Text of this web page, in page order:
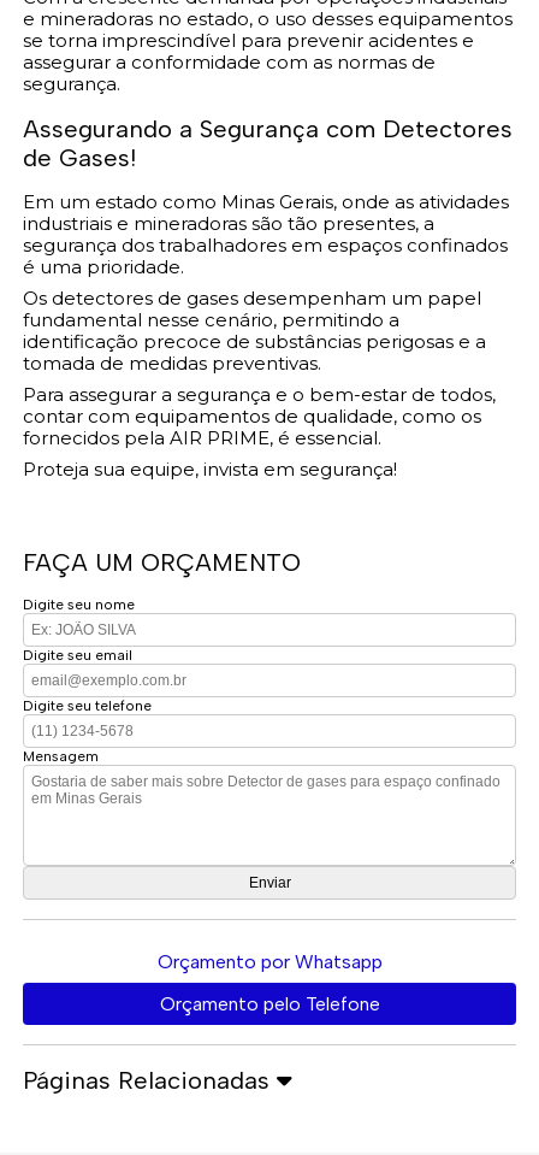
e mineradoras no estado, o uso desses equipamentos
se torna imprescindível para prevenir acidentes e
assegurar a conformidade com as normas de
segurança.
Assegurando a Segurança com Detectores
de Gases!
Em um estado como Minas Gerais, onde as atividades
industriais e mineradoras são tão presentes, a
segurança dos trabalhadores em espaços confinados
é uma prioridade.
Os detectores de gases desempenham um papel
fundamental nesse cenário, permitindo a
identificação precoce de substâncias perigosas e a
tomada de medidas preventivas.
Para assegurar a segurança e o bem-estar de todos,
contar com equipamentos de qualidade, como os
fornecidos pela AIR PRIME, é essencial.
Proteja sua equipe, invista em segurança!
FAÇA UM ORÇAMENTO
Digite seu nome
Digite seu email
Digite seu telefone
Mensagem
Orçamento por Whatsapp
Orçamento pelo Telefone
Páginas Relacionadas